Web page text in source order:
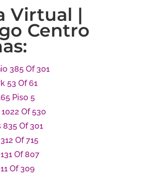
Virtual |
Centro
385 Of 301
53 Of 61
Piso 5
Of 530
Of 301
Of 715
Of 807
Of 309